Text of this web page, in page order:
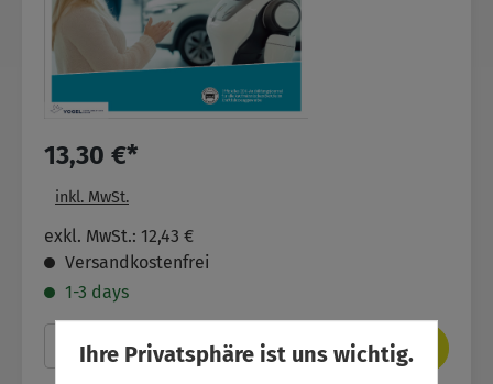
13,30 €*
inkl. MwSt.
exkl. MwSt.: 12,43 €
Versandkostenfrei
1-3 days
Produkt Anzahl: Gib den gewünschten
In den Warenkorb
Ihre Privatsphäre ist uns wichtig.